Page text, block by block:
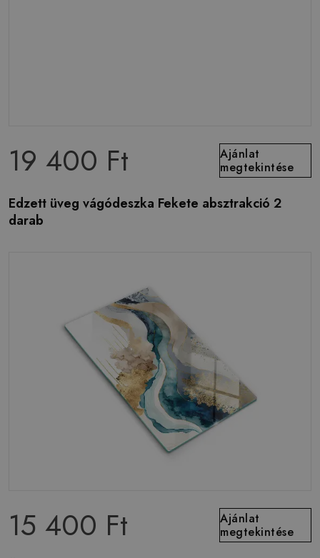
19 400 Ft
Ajánlat
megtekintése
Edzett üveg vágódeszka Fekete absztrakció 2
darab
15 400 Ft
Ajánlat
megtekintése